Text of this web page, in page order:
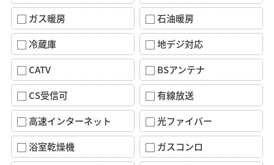
ガス暖房
石油暖房
冷蔵庫
地デジ対応
CATV
BSアンテナ
CS受信可
有線放送
高速インターネット
光ファイバー
浴室乾燥機
ガスコンロ